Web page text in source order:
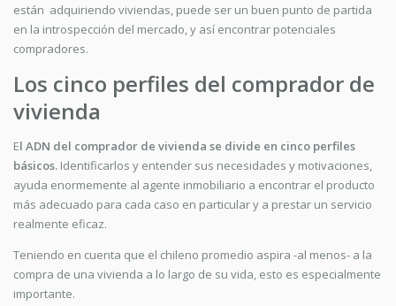
están adquiriendo viviendas, puede ser un buen punto de partida
en la introspección del mercado, y así encontrar potenciales
compradores.
Los cinco perfiles del comprador de
vivienda
El ADN del comprador de vivienda se divide en cinco perfiles
básicos. Identificarlos y entender sus necesidades y motivaciones,
ayuda enormemente al agente inmobiliario a encontrar el producto
más adecuado para cada caso en particular y a prestar un servicio
realmente eficaz.
Teniendo en cuenta que el chileno promedio aspira -al menos- a la
compra de una vivienda a lo largo de su vida, esto es especialmente
importante.